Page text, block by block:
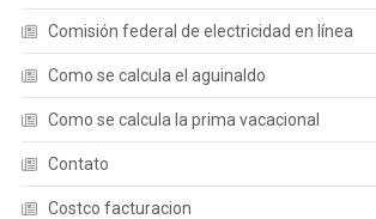
Comisión federal de electricidad en línea
Como se calcula el aguinaldo
Como se calcula la prima vacacional
Contato
Costco facturacion